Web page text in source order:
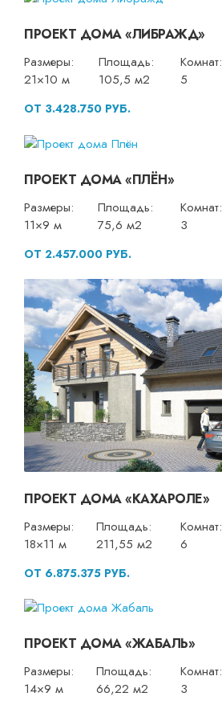
ПРОЕКТ ДОМА «ЛИБРАЖД»
Размеры:
21×10 м
Площадь:
105,5 м2
Комнат:
5
ОТ 3.428.750 РУБ.
ПРОЕКТ ДОМА «ПЛЁН»
Размеры:
11×9 м
Площадь:
75,6 м2
Комнат:
3
ОТ 2.457.000 РУБ.
ПРОЕКТ ДОМА «КАХАРОЛЕ»
Размеры:
18×11 м
Площадь:
211,55 м2
Комнат:
6
ОТ 6.875.375 РУБ.
ПРОЕКТ ДОМА «ЖАБАЛЬ»
Размеры:
14×9 м
Площадь:
66,22 м2
Комнат:
3